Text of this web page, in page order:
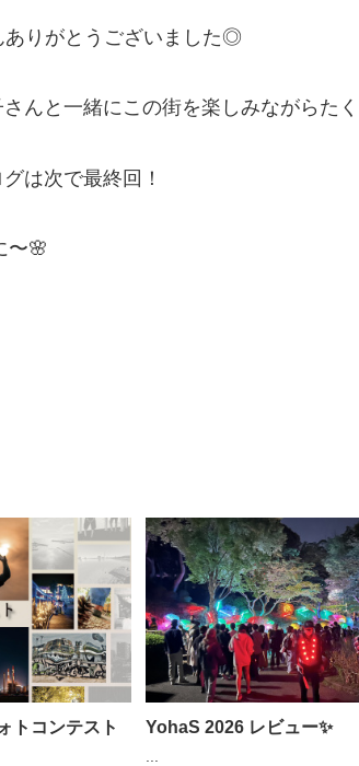
ありがとうございました◎
んと一緒にこの街を楽しみながらた
は次で最終回！
〜🌸
トコンテスト
YohaS 2026 レビュー✨